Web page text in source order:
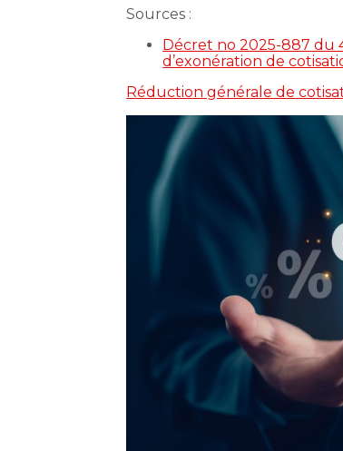
Sources :
Décret no 2025-887 du
d’exonération de
Réduction générale de